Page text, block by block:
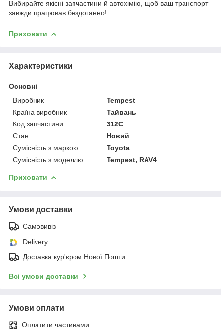
Вибирайте якісні запчастини й автохімію, щоб ваш транспорт
завжди працював бездоганно!
Приховати
Характеристики
Основні
Виробник
Tempest
Країна виробник
Тайвань
Код запчастини
312C
Стан
Новий
Сумісність з маркою
Toyota
Сумісність з моделлю
Tempest, RAV4
Приховати
Умови доставки
Самовивіз
Delivery
Доставка кур'єром Нової Пошти
Всі умови доставки
Умови оплати
Оплатити частинами